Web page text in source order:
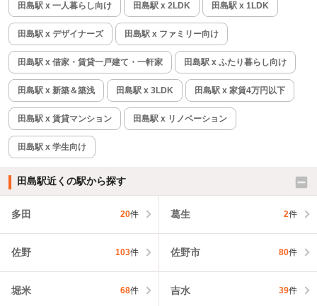
田島駅 x 一人暮らし向け 田島駅 x 2LDK 田島駅 x 1LDK
田島駅 x デザイナーズ 田島駅 x ファミリー向け
田島駅 x 借家・賃貸一戸建て・一軒家 田島駅 x ふたり暮らし向け
田島駅 x 新築＆築浅 田島駅 x 3LDK 田島駅 x 家賃4万円以下
田島駅 x 賃貸マンション 田島駅 x リノベーション
田島駅 x 学生向け
田島駅近くの駅から探す
多田 20件 葛生 2件
佐野 103件 佐野市 80件
堀米 68件 吉水 39件